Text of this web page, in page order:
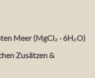
Meer (MgCl₂ · 6H₂O)
Zusätzen &